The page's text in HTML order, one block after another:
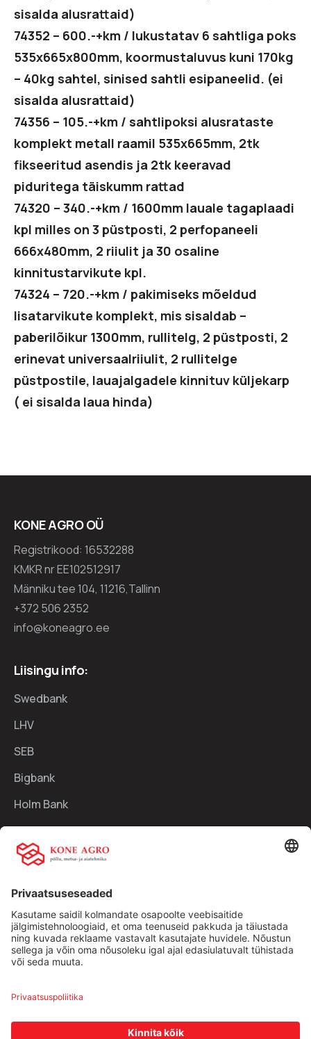
sisalda alusrattaid)
74352 – 600.-+km / lukustatav 6 sahtliga poks
535x665x800mm, koormustaluvus kuni 170kg
– 40kg sahtel, sinised sahtli esipaneelid. (ei
sisalda alusrattaid)
74356 – 105.-+km / sahtlipoksi alusrataste
komplekt metall raamil 535x665mm, 2tk
fikseeritud asendis ja 2tk keeravad
piduritega täiskumm rattad
74320 – 340.-+km / 1600mm lauale tagaplaadi
kpl milles on 3 püstposti, 2 perfopaneeli
666x480mm, 2 riiulit ja 30 osaline
kinnitustarvikute kpl.
74324 – 720.-+km / pakimiseks mõeldud
lisatarvikute komplekt, mis sisaldab –
paberilõikur 1300mm, rullitelg, 2 püstposti, 2
erinevat universaalriiulit, 2 rullitelge
püstpostile, lauajalgadele kinnituv küljekarp
( ei sisalda laua hinda)
KONE AGRO OÜ
Registrikood: 16532288
KMKR nr EE102512917
Männiku tee 104, 11216,Tallinn
+372 506 2352
info@koneagro.ee
Liisingu info:
Swedbank
LHV
SEB
Bigbank
Holm Bank
Kiirlingid:
Traktorid
Kasutatud tehnika
Kontakt